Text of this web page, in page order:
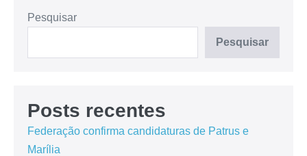
Pesquisar
Pesquisar
Posts recentes
Federação confirma candidaturas de Patrus e
Marília